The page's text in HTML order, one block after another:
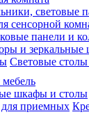
световые
сенсорной
панели и
и зеркальные
Световые
шкафы и столы
для приемных